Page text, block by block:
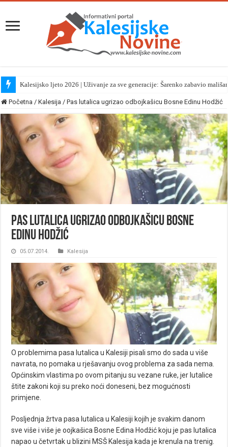
Kalesijsko ljeto 2026 | Uživanje za sve generacije: Šarenko zabavio
Početna / Kalesija / Pas lutalica ugrizao odbojkašicu Bosne Edinu Hodžić
Pas lutalica ugrizao odbojkašicu Bosne
Edinu Hodžić
05.07.2014. Kalesija
O problemima pasa lutalica u Kalesiji pisali smo do sada u više
navrata, no pomaka u rješavanju ovog problema za sada nema.
Općinskim vlastima po ovom pitanju su vezane ruke, jer lutalice
štite zakoni koji su preko noći doneseni, bez mogućnosti
primjene.
Posljednja žrtva pasa lutalica u Kalesiji kojih je svakim danom
sve više i više je oojkašica Bosne Edina Hodžić koju je pas lutalica
napao u četvrtak u blizini MSŠ Kalesija kada je krenula na trenig.